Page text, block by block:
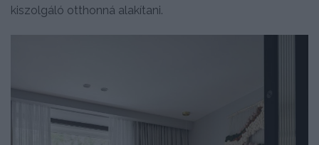
kiszolgáló otthonná alakítani.